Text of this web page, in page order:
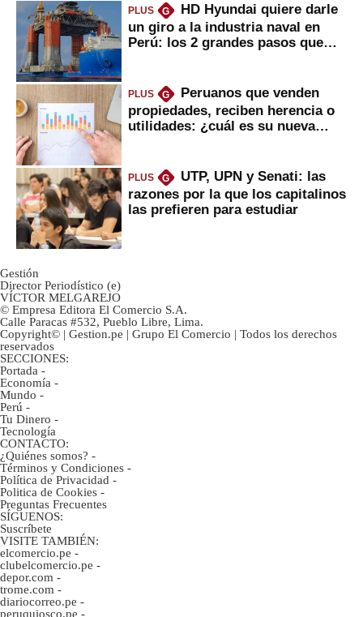
PLUS G
HD Hyundai quiere darle
un giro a la industria naval en
Perú: los 2 grandes pasos que
PLUS G
Peruanos que venden
propiedades, reciben herencia o
utilidades: ¿cuál es su nueva
PLUS G
UTP, UPN y Senati: las
razones por la que los capitalinos
las prefieren para estudiar
Gestión
Director Periodístico (e)
VÍCTOR MELGAREJO
© Empresa Editora El Comercio S.A.
Calle Paracas #532, Pueblo Libre, Lima.
Copyright© | Gestion.pe | Grupo El Comercio | Todos los derechos
reservados
SECCIONES:
Portada -
Economía -
Mundo -
Perú -
Tu Dinero -
Tecnología
CONTACTO:
¿Quiénes somos? -
Términos y Condiciones -
Política de Privacidad -
Politica de Cookies -
Preguntas Frecuentes
SÍGUENOS:
Suscríbete
VISITE TAMBIÉN:
elcomercio.pe -
clubelcomercio.pe -
depor.com -
trome.com -
diariocorreo.pe -
peruquiosco.pe -